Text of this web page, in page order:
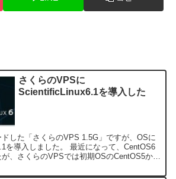
さくらのVPSに
ScientificLinux6.1を導入した
した「さくらのVPS 1.5G」ですが、OSに
を導入しました。 最近になって、CentOS6
、さくらのVPSでは初期OSのCentOS5から